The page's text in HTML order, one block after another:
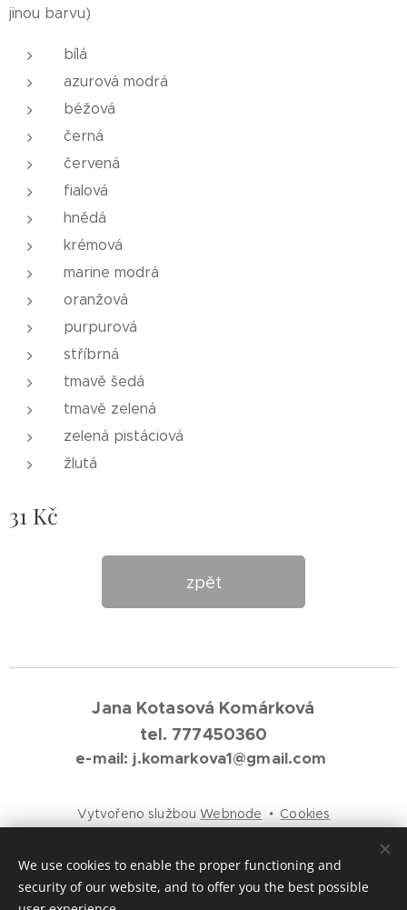
jinou barvu)
bílá
azurová modrá
béžová
černá
červená
fialová
hnědá
krémová
marine modrá
oranžová
purpurová
stříbrná
tmavě šedá
tmavě zelená
zelená pistáciová
žlutá
31 Kč
zpět
Jana Kotasová Komárková
tel. 777450360
e-mail: j.komarkova1@gmail.com
Vytvořeno službouWebnode Cookies
English
We use cookies to enable the proper functioning and
security of our website, and to offer you the best possible